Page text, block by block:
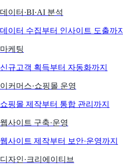
데이터·BI·AI 분석
데이터 수집부터 인사이트 도출까지
마케팅
신규고객 획득부터 자동화까지
이커머스·쇼핑몰 운영
쇼핑몰 제작부터 통합 관리까지
웹사이트 구축·운영
웹사이트 제작부터 보안·운영까지
디자인·크리에이티브